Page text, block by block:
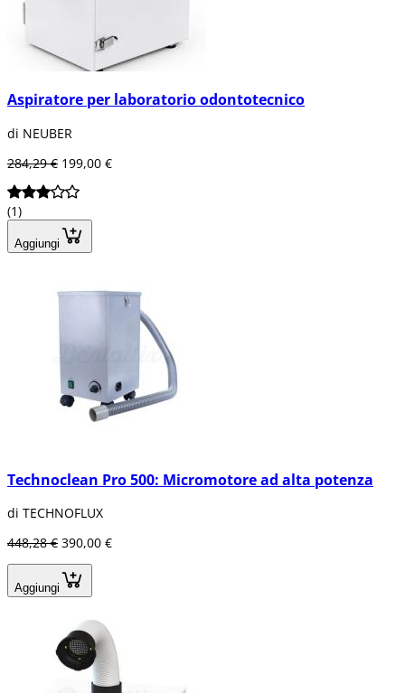
Aspiratore per laboratorio odontotecnico
di NEUBER
284,29 € 199,00 €
(1)
Aggiungi
Technoclean Pro 500: Micromotore ad alta potenza
di TECHNOFLUX
448,28 € 390,00 €
Aggiungi